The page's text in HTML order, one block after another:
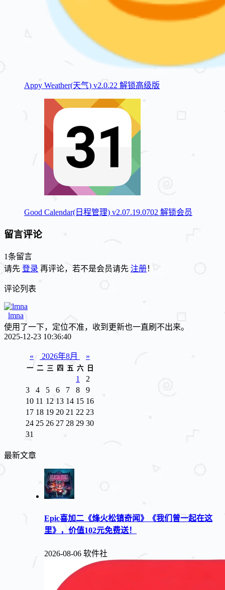
Appy Weather(天气) v2.0.22 解锁高级版
Good Calendar(日程管理) v2.07.19.0702 解锁会员
留言评论
1条留言
请先 登录 再评论，若不是会员请先 注册！
评论列表
lmna
使用了一下，定位不准，收到更新也一直刷不出来。
2025-12-23 10:36:40
« 2026年8月 »
一 二 三 四 五 六 日
1
2
3
4 5 6 7 8
9
10 11 12 13 14 15 16
17 18 19 20 21 22 23
24 25 26 27 28 29 30
31
最新文章
Epic喜加二《烽火松镇奇闻》《我们曾一起在这
里》，价值102元免费送！
2026-08-06 软件社